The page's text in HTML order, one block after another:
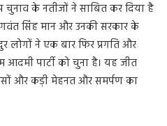
के नतीजों ने साबित कर दिया है
सिंह मान और उनकी सरकार के
लोगों ने एक बार फिर प्रगति और
पार्टी को चुना है। यह जीत
और कड़ी मेहनत और समर्पण का